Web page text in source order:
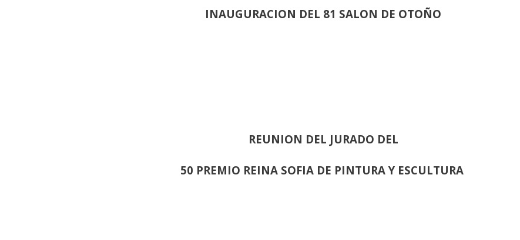
INAUGURACION DEL 81 SALON DE OTOÑO
REUNION DEL JURADO DEL
50 PREMIO REINA SOFIA DE PINTURA Y ESCULTURA